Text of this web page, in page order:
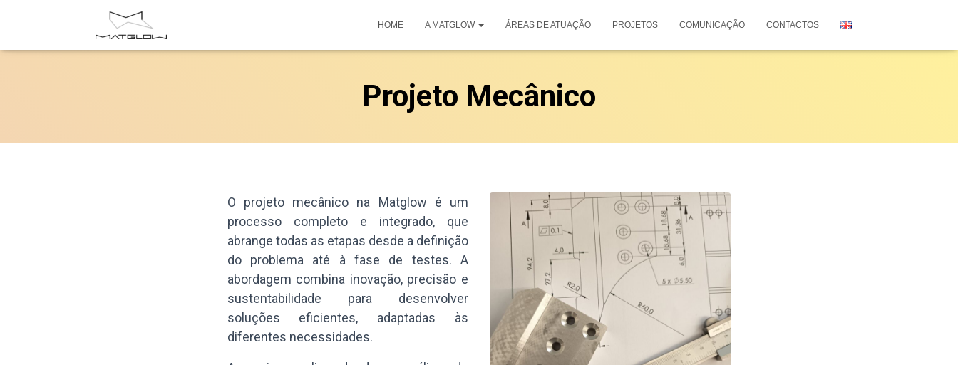
HOME A MATGLOW ÁREAS DE ATUAÇÃO PROJETOS COMUNICAÇÃO CONTACTOS
Projeto Mecânico
O projeto mecânico na Matglow é um
processo completo e integrado, que
abrange todas as etapas desde a definição
do problema até à fase de testes. A
abordagem combina inovação, precisão e
sustentabilidade para desenvolver
soluções eficientes, adaptadas às
diferentes necessidades.